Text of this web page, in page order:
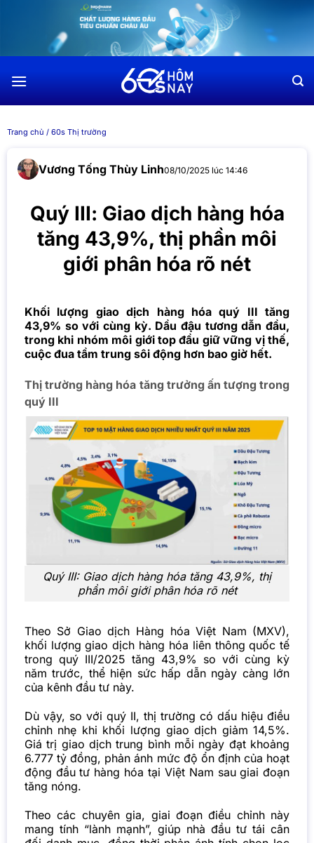
dung
Trang chủ / 60s Thị trường
Vương Tống Thùy Linh08/10/2025 lúc 14:46
Quý III: Giao dịch hàng hóa
tăng 43,9%, thị phần môi
giới phân hóa rõ nét
Khối lượng giao dịch hàng hóa quý III tăng
43,9% so với cùng kỳ. Dầu đậu tương dẫn đầu,
trong khi nhóm môi giới top đầu giữ vững vị thế,
cuộc đua tầm trung sôi động hơn bao giờ hết.
Thị trường hàng hóa tăng trưởng ấn tượng trong
quý III
Quý III: Giao dịch hàng hóa tăng 43,9%, thị
phần môi giới phân hóa rõ nét
Theo Sở Giao dịch Hàng hóa Việt Nam (MXV),
khối lượng giao dịch hàng hóa liên thông quốc tế
trong quý III/2025 tăng 43,9% so với cùng kỳ
năm trước, thể hiện sức hấp dẫn ngày càng lớn
của kênh đầu tư này.
Dù vậy, so với quý II, thị trường có dấu hiệu điều
chỉnh nhẹ khi khối lượng giao dịch giảm 14,5%.
Giá trị giao dịch trung bình mỗi ngày đạt khoảng
6.777 tỷ đồng, phản ánh mức độ ổn định của hoạt
động đầu tư hàng hóa tại Việt Nam sau giai đoạn
tăng nóng.
Theo các chuyên gia, giai đoạn điều chỉnh này
mang tính “lành mạnh”, giúp nhà đầu tư tái cân